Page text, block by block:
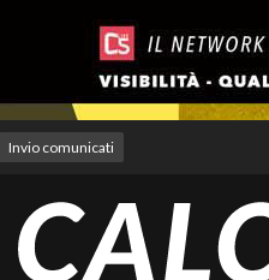
Invio comunicati